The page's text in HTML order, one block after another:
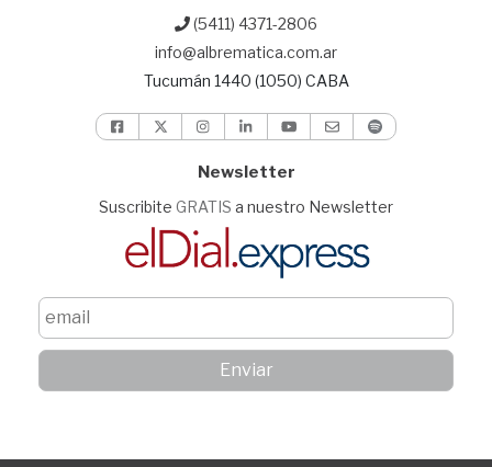
(5411) 4371-2806
info@albrematica.com.ar
Tucumán 1440 (1050) CABA
Newsletter
Suscribite GRATIS a nuestro Newsletter